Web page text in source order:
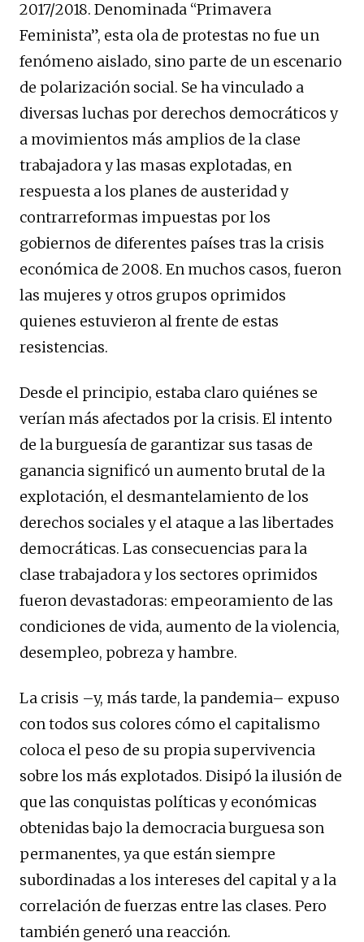
2017/2018. Denominada “Primavera
Feminista”, esta ola de protestas no fue un
fenómeno aislado, sino parte de un escenario
de polarización social. Se ha vinculado a
diversas luchas por derechos democráticos y
a movimientos más amplios de la clase
trabajadora y las masas explotadas, en
respuesta a los planes de austeridad y
contrarreformas impuestas por los
gobiernos de diferentes países tras la crisis
económica de 2008. En muchos casos, fueron
las mujeres y otros grupos oprimidos
quienes estuvieron al frente de estas
resistencias.
Desde el principio, estaba claro quiénes se
verían más afectados por la crisis. El intento
de la burguesía de garantizar sus tasas de
ganancia significó un aumento brutal de la
explotación, el desmantelamiento de los
derechos sociales y el ataque a las libertades
democráticas. Las consecuencias para la
clase trabajadora y los sectores oprimidos
fueron devastadoras: empeoramiento de las
condiciones de vida, aumento de la violencia,
desempleo, pobreza y hambre.
La crisis –y, más tarde, la pandemia– expuso
con todos sus colores cómo el capitalismo
coloca el peso de su propia supervivencia
sobre los más explotados. Disipó la ilusión de
que las conquistas políticas y económicas
obtenidas bajo la democracia burguesa son
permanentes, ya que están siempre
subordinadas a los intereses del capital y a la
correlación de fuerzas entre las clases. Pero
también generó una reacción.